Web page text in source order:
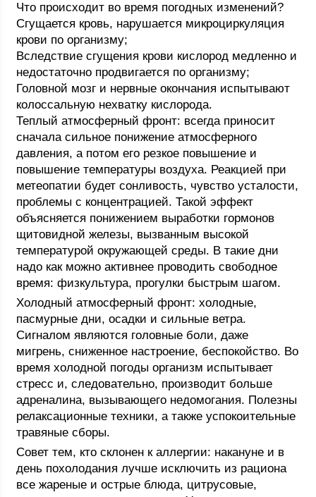
Что происходит во время погодных изменений?
Сгущается кровь, нарушается микроциркуляция
крови по организму;
Вследствие сгущения крови кислород медленно и
недостаточно продвигается по организму;
Головной мозг и нервные окончания испытывают
колоссальную нехватку кислорода.
Теплый атмосферный фронт: всегда приносит
сначала сильное понижение атмосферного
давления, а потом его резкое повышение и
повышение температуры воздуха. Реакцией при
метеопатии будет сонливость, чувство усталости,
проблемы с концентрацией. Такой эффект
объясняется понижением выработки гормонов
щитовидной железы, вызванным высокой
температурой окружающей среды. В такие дни
надо как можно активнее проводить свободное
время: физкультура, прогулки быстрым шагом.
Холодный атмосферный фронт: холодные,
пасмурные дни, осадки и сильные ветра.
Сигналом являются головные боли, даже
мигрень, сниженное настроение, беспокойство. Во
время холодной погоды организм испытывает
стресс и, следовательно, производит больше
адреналина, вызывающего недомогания. Полезны
релаксационные техники, а также успокоительные
травяные сборы.
Совет тем, кто склонен к аллергии: накануне и в
день похолодания лучше исключить из рациона
все жареные и острые блюда, цитрусовые,